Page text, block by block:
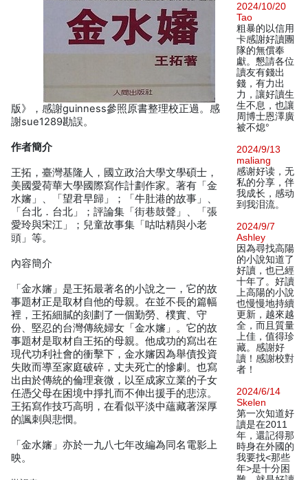
版》，感謝guinness參照原書整理校正過。感
謝sue1289勘誤。
作者簡介
王拓，臺灣基隆人，國立政治大學文學碩士，
美國愛荷華大學國際寫作計劃作家。著有「金
水嬸」、「望君早歸」；「牛肚港的故事」、
「台北．台北」；評論集「街巷鼓聲」、「張
愛玲與宋江」；兒童故事集「咕咕精與小老
頭」等。
內容簡介
「金水嬸」是王拓最著名的小說之一，它的故
事題材正是取材自他的母親。在並不長的篇幅
裡，王拓細膩的刻劃了一個勤勞、樸實、守
份、堅忍的台灣傳統婦女「金水嬸」。它的故
事題材是取材自王拓的母親。他成功的寫出在
現代功利社會的衝擊下，金水嬸因為舉債投資
失敗而導至家庭破碎，丈夫死亡的慘劇。也寫
出由於傳統的倫理衰微，以至成家立業的子女
任憑父母在困境中掙扎而不伸出援手的悲涼。
王拓寫作技巧高明，在看似平淡中蘊藏著深厚
的諷刺與悲憫。
「金水嬸」亦於一九八七年改編為同名電影上
映。
2024/10/20
Tao
粗暴的以信用
卡感謝好讀團
隊的無償奉
獻。懇請各位
讀友有錢出
錢，有力出
力，讓好讀生
生不息，也讓
周博士恩澤廣
被不熄°
2024/9/13
maliang
感谢好读，无
私的分享，伴
我成长，感动
到我泪流。
2024/9/7
Ashley
因為尋找高陽
的小說知道了
好讀，也已經
十年了。好讀
上高陽的小說
也慢慢地持續
更新，越來越
全，而且質量
上佳，值得珍
藏。感謝好
讀！感謝校對
者！
2024/6/14
Skelen
第一次知道好
讀是在2011
年，還記得那
時身在外國的
我要找<那些
年>是十分困